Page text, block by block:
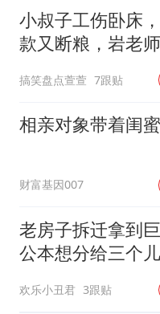
小叔子工伤卧床
款又断粮，岩老
搞笑盘点萱萱 7跟贴
相亲对象带着闺
财富基因007
老房子拆迁拿到
公本想分给三个
欢乐小丑君 3跟贴